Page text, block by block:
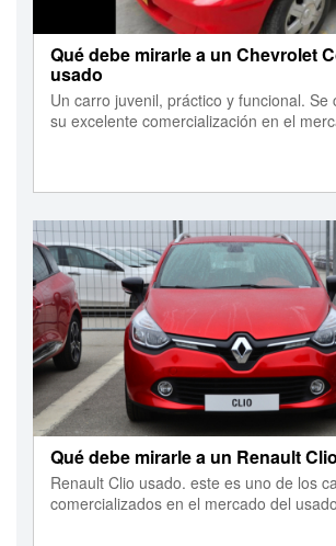
Qué debe mirarle a un Chevrolet
usado
Un carro juvenil, práctico y funcional. Se
su excelente comercialización en el
Qué debe mirarle a un Renault
Renault Clio usado. este es uno de los
comercializados en el mercado del